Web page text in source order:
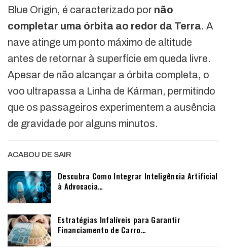
Blue Origin, é caracterizado por não
completar uma órbita ao redor da Terra. A
nave atinge um ponto máximo de altitude
antes de retornar à superfície em queda livre.
Apesar de não alcançar a órbita completa, o
voo ultrapassa a Linha de Kárman, permitindo
que os passageiros experimentem a ausência
de gravidade por alguns minutos.
ACABOU DE SAIR
Descubra Como Integrar Inteligência Artificial
à Advocacia…
Estratégias Infalíveis para Garantir
Financiamento de Carro…